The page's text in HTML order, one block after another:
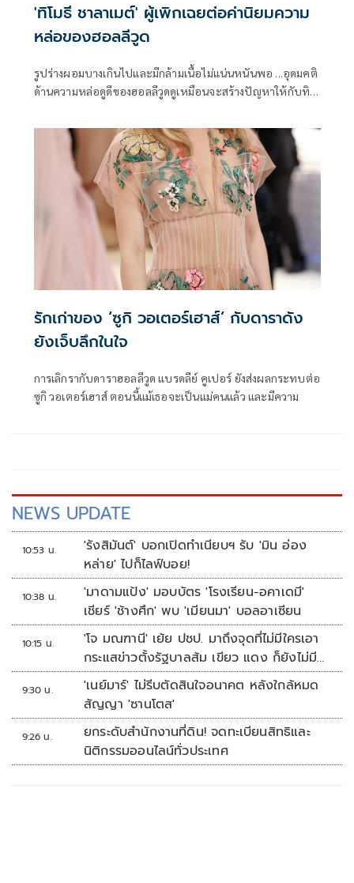
'ทิโมธี ชาลาเมต์' ผู้เพิกเฉยต่อค่านิยมความ
หล่อของฮอลลีวูด
รูปร่างผอมบางเกินไปและมีกล้ามเนื้อไม่แน่นหนันพอ ...อุดมคติ
ด้านความหล่อดูดีของฮอลลีวูดดูเหมือนจะสร้างปัญหาให้กับทิ
รักเก่าของ ‘ซูกิ วอเตอร์เฮาส์’ กับดาราดัง
ยังเจ็บลึกในใจ
การเลิกรากับดาราฮอลลีวูด แบรดลีย์ คูเปอร์ ยังส่งผลกระทบต่อ
ซูกิ วอเตอร์เฮาส์ ตอนนี้แม้เธอจะเป็นแม่คนแล้ว และมีความ
NEWS UPDATE
10:53 น.
'รังสิมันต์' บอกเปิดทำเนียบฯ รับ 'มิน อ่อง
หล่าย' ไปก็ไลฟ์บอย!
10:38 น.
'มาดามแป้ง' มอบบัตร 'โรงเรียน-อคาเดมี'
เชียร์ 'ช้างศึก' พบ 'เมียนมา' บอลอาเซียน
10:15 น.
'โจ มณฑานี' เย้ย ปชป. มาถึงจุดที่ไม่มีใครเอา
กระแสข่าวตั้งรัฐบาลส้ม เขียว แดง ก็ยังไม่มีฟ้า
เลย
9:30 น.
'เนย์มาร์' ไม่รีบตัดสินใจอนาคต หลังใกล้หมด
สัญญา 'ซานโตส'
9:26 น.
ยกระดับสำนักงานที่ดิน! จดทะเบียนสิทธิและ
นิติกรรมออนไลน์ทั่วประเทศ